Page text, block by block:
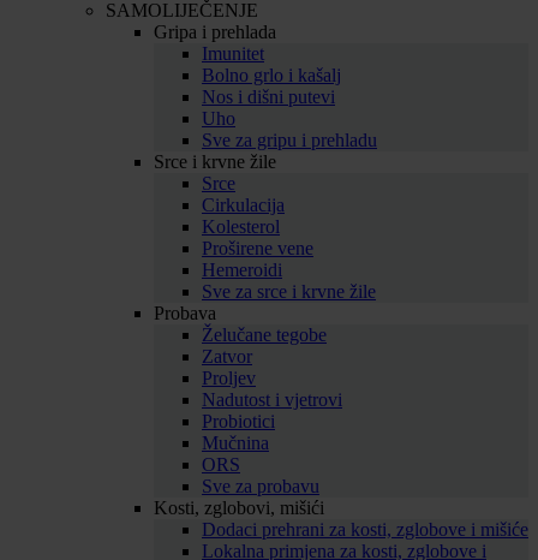
SAMOLIJEČENJE
Gripa i prehlada
Imunitet
Bolno grlo i kašalj
Nos i dišni putevi
Uho
Sve za gripu i prehladu
Srce i krvne žile
Srce
Cirkulacija
Kolesterol
Proširene vene
Hemeroidi
Sve za srce i krvne žile
Probava
Želučane tegobe
Zatvor
Proljev
Nadutost i vjetrovi
Probiotici
Mučnina
ORS
Sve za probavu
Kosti, zglobovi, mišići
Dodaci prehrani za kosti, zglobove i mišiće
Lokalna primjena za kosti, zglobove i